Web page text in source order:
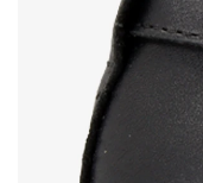
Súhlasím so
zmysle
týchto
Súhlasím so
zmysle týchto